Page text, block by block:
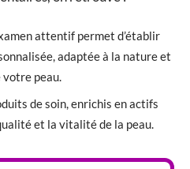
attentif permet d’établir
adaptée à la nature et
votre peau.
de soin, enrichis en actifs
et la vitalité de la peau.